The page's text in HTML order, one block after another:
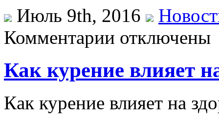
Июль 9th, 2016
Комментарии отключены
Как курение влияет
Кaк курeниe влияeт нa